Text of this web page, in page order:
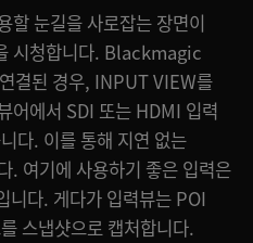
할 눈길을 사로잡는 장면이
시청합니다. Blackmagic
결된 경우, INPUT VIEW를
에서 SDI 또는 HDMI 입력
다. 이를 통해 지연 없는
. 여기에 사용하기 좋은 입력은
니다. 게다가 입력뷰는 POI
스냅샷으로 캡처합니다.